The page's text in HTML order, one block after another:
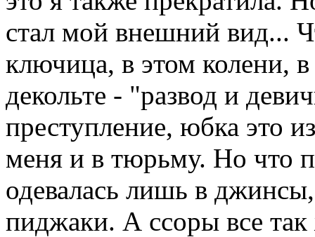
стал мой внешний вид...
ключица, в этом колени,
декольте - "развод и
преступление, юбка это
меня и в тюрьму. Но что
одевалась лишь в
пиджаки. А ссоры все